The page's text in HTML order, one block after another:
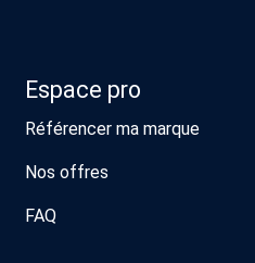
Espace pro
Référencer ma marque
Nos offres
FAQ